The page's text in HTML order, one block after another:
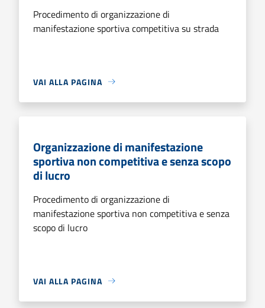
Procedimento di organizzazione di
manifestazione sportiva competitiva su strada
VAI ALLA PAGINA
Organizzazione di manifestazione
sportiva non competitiva e senza scopo
di lucro
Procedimento di organizzazione di
manifestazione sportiva non competitiva e senza
scopo di lucro
VAI ALLA PAGINA